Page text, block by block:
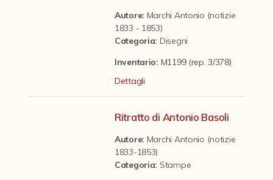
Il progetto Digital Humanities
Autore: Marchi Antonio (notizie
1833 - 1853)
Categoria: Disegni
Inventario: M1199 (rep. 3/378)
Dettagli
Ritratto di Antonio Basoli
Autore: Marchi Antonio (notizie
1833-1853)
Categoria: Stampe